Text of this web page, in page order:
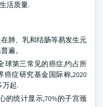
活质量.
肺、乳和结肠等易发生元
遍。
球第三常见的癌症,约占所
癌症研究基金国际称,2020
万起.
的统计显示,70%的子宫颈